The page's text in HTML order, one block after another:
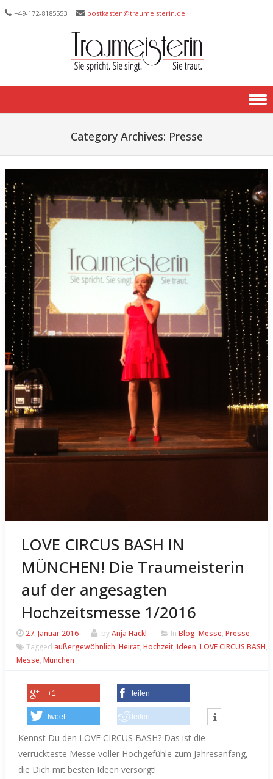
+49-172-­8185553 postkasten@traumeisterin.de
Category Archives: Presse
LOVE CIRCUS BASH IN
MÜNCHEN! Die Traumeisterin
auf der angesagten
Hochzeitsmesse 1/2016
27. Januar 2016 byAnja Hackl In Blog, Messe, Presse
Tagged außergewöhnlich, Heirat, Hochzeit, Ideen, LOVE CIRCUS BASH,
Messe, München
+1 teilen
tweet teilen
Kennst Du den LOVE CIRCUS BASH? Das ist die
verrückteste Messe voller Hochgefühle zum Jahresanfang,
die Dich mit besten Ideen versorgt!